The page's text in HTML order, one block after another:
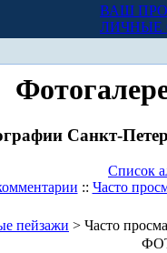
ВАШ
ЛИЧНЫЕ
Санкт-
Список
:: Часто
пейзажи > Часто